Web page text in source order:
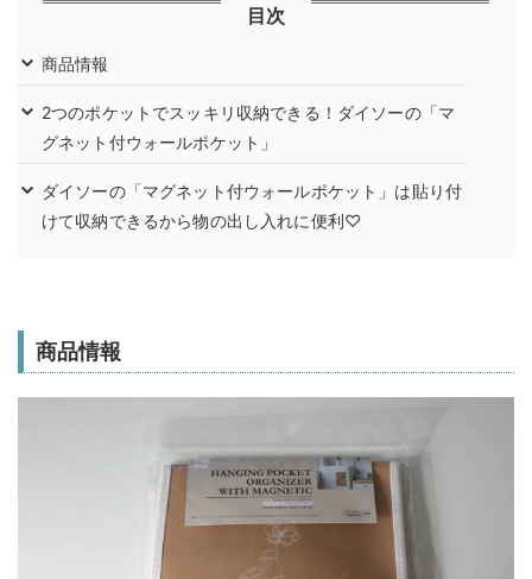
目次
商品情報
2つのポケットでスッキリ収納できる！ダイソーの「マ
グネット付ウォールポケット」
ダイソーの「マグネット付ウォールポケット」は貼り付
けて収納できるから物の出し入れに便利♡
商品情報